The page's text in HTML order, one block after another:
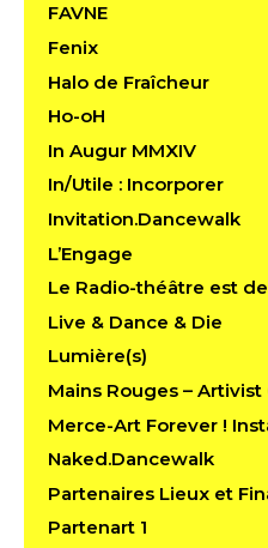
FAVNE
Fenix
Halo de Fraîcheur
Ho-oH
In Augur MMXIV
In/Utile : Incorporer
Invitation.Dancewalk
L’Engage
Le Radio-théâtre est
Live & Dance & Die
Lumière(s)
Mains Rouges – Artivist
Merce-Art Forever !
Naked.Dancewalk
Partenaires Lieux et
Partenart 1